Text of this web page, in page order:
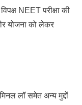
NEET परीक्षा की
योजना को लेकर
लॉ समेत अन्य मुद्दों